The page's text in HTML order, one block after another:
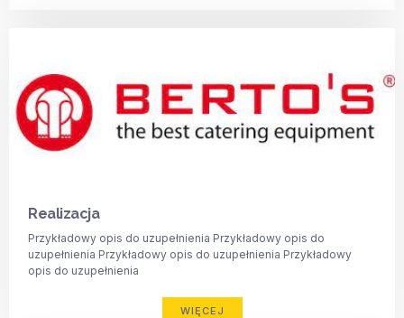
Realizacja
Przykładowy opis do uzupełnienia Przykładowy opis do
uzupełnienia Przykładowy opis do uzupełnienia Przykładowy
opis do uzupełnienia
WIĘCEJ